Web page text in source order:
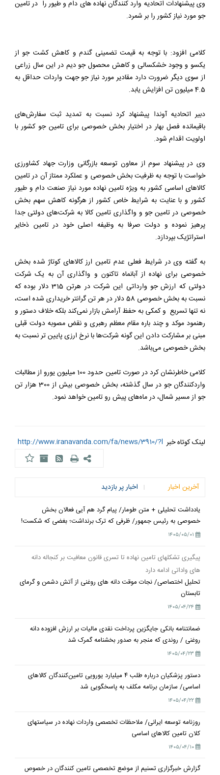
وی پیشنهادات اتحادیه وارد کنندگان نهاده های دام و طیور را در تامین
جو مورد نیاز کشور را بر شمرد.
کلامی افزود: با توجه به قیمت تضمینی گندم و کاهش کشت جو از
یکسو و وجود خشکسالی و کاهش محصول جو دیم در این سال زراعی
از سوی دیگر ضرورت دارد مقادیر مورد نیاز جو جهت واردات حداقل به
4.5 میلیون تن افزایش یابد.
دبیر اتحادیه آوندا پیشنهاد کرد نسبت به تمدید ثبت سفارش‌های
باقیمانده فصل بهار در اختیار بخش خصوصی برای تامین جو کشور با
اولویت اقدام شود.
وی در پیشنهاد سوم از معاون توسعه بازرگانی وزارت جهاد کشاورزی
خواست با توجه به ظرفیت بخش خصوصی و عملکرد ممتاز آن در تامین
کالاهای اساسی کشور به ویژه تامین نهاده مورد نیاز صنعت دام و طیور
کشور و با عنایت به شرایط خاص کشور از هرگونه کاهش سهم بخش
خصوصی در تامین جو و واگذاری تامین کالا به شرکت‌های دولتی جدا
پرهیز نموده و دولت صرفا به وظیفه اصلی خود در تامین ذخایر
استراتژیک بپردازد.
به گفته وی در شرایط فعلی عدم تامین ارز کالاهای کوتاژ شده بخش
خصوصی برای نهاده از آبانماه تاکنون و واگذاری آن به یک شرکت
دولتی که ارزش جو وارداتی این شرکت در هرتن 315 دلار بوده که
نسبت به بخش خصوصی 58 دلار در هر تن گرانتر خریداری شده است،
نه تنها تسریع و کمکی به حفظ آرامش بازار نمی‌کند بلکه خلاف دستور و
رهنمود موکد و چند باره مقام معظم رهبری و نقض مصوبه دولت قبلی
مبنی بر مشارکت دادن این گونه شرکت‌ها با نرخ ارزی پایین تر نسبت به
بخش خصوصی می‌باشد.
کلامی خاطرنشان کرد در صورت تامین حدود 100 میلیون یورو از مطالبات
واردکنندگان جو در سال گذشته، بخش خصوصی بیش از 300 هزار تن
جو از مسیر شمال، در ماه‌های پیش رو تامین خواهد نمود.
لینک کوتاه خبر http://www.iranavanda.com/fa/news/3910/?l
آخرین اخبار اخبار پر بازدید
یادداشت تحلیلی + متن طومار/ پیام گرد هم آیی فعالان بخش
خصوصی به رئیس جمهور/ ظرفی که ترک برنداشت؛ بغضی که شکست!
۱۴۰۵/۰۵/۰۱
پیگیری تشکلهای تامین نهاده تا تسری قانون معافیت بر کنجاله دانه
های واداتی ادامه دارد
تحلیل اختصاصی/ نجات موقت دانه های روغنی از آتش دشمن و گرمای
تابستان
۱۴۰۵/۰۴/۲۴
ضمانتنامه بانکی جایگزین پرداخت نقدی مالیات بر ارزش افزوده دانه
روغنی / روندی که منجر به صدور بخشنامه گمرک شد
۱۴۰۵/۰۴/۲۳
دستور پزشکیان درباره طلب ۴ میلیارد یورویی تامین‌کنندگان کالاهای
اساسی/ سازمان برنامه مکلف به پاسخگویی شد
۱۴۰۵/۰۴/۲۲
روزنامه توسعه ایرانی/ ملاحظات تخصصی واردات نهاده در سیاستهای
کلان تامین کالاهای اساسی
۱۴۰۵/۰۴/۱۰
گزارش خبرگزاری تسنیم از موضع تخصصی تامین کنندگان در خصوص